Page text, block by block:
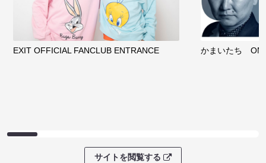
EXIT OFFICIAL FANCLUB ENTRANCE かまいたち
サイトを閲覧する